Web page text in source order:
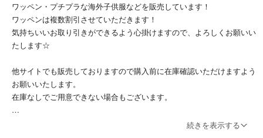
ワッペン・プチプラな海外子供服などを販売しています！
ワッペンは複数割引させていただきます！
気持ちいいお取り引きができるよう心掛けますので、よろしくお願いい
たします☆
他サイトでも販売しておりますので購入前に在庫確認いただけますよう
お願いいたします。
在庫なしでご用意できない場合もございます。
⬛出品商品は海外製品のため日本製に比べますと縫製が甘い部分がござ
続きを表示する